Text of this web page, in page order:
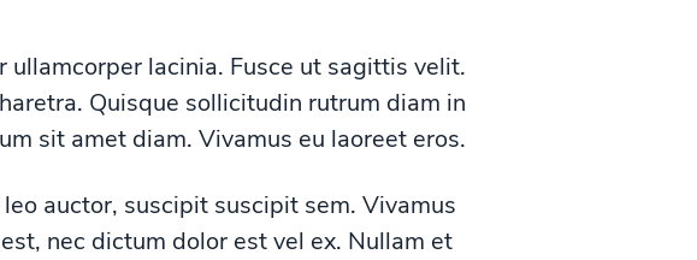
ullamcorper lacinia. Fusce ut sagittis velit.
Quisque sollicitudin rutrum diam in
sit amet diam. Vivamus eu laoreet eros.
auctor, suscipit suscipit sem. Vivamus
nec dictum dolor est vel ex. Nullam et